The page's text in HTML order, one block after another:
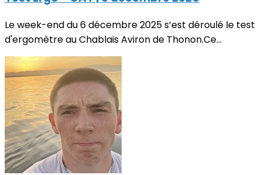
Le week-end du 6 décembre 2025 s’est déroulé le test
d'ergomètre au Chablais Aviron de Thonon.Ce...